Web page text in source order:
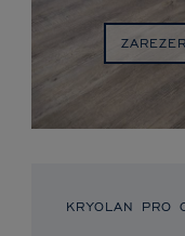
KRYOLAN PRO